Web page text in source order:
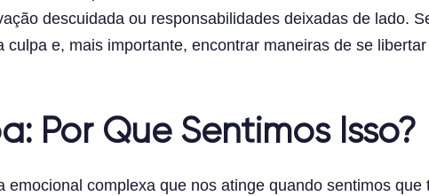
descuidada ou responsabilidades deixadas de lado.
e, mais importante, encontrar maneiras de se
Por Que Sentimos Isso?
complexa que nos atinge quando sentimos